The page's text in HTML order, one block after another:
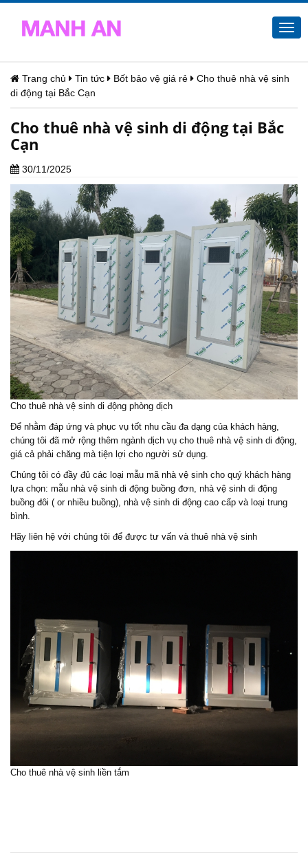
Trang chủ Tin tức Bốt bảo vệ giá rẻ
Cho thuê nhà vệ sinh
di động tại Bắc Cạn
Cho thuê nhà vệ sinh di động tại Bắc
Cạn
30/11/2025
Cho thuê nhà vệ sinh di động phòng dịch
Để nhằm đáp ứng và phục vụ tốt nhu cầu đa dạng của khách hàng,
chúng tôi đã mở rộng thêm ngành dịch vụ cho thuê nhà vệ sinh di động,
giá cả phải chăng mà tiện lợi cho người sử dụng.
Chúng tôi có đầy đủ các loại mẫu mã nhà vệ sinh cho quý khách hàng
lựa chọn: mẫu nhà vệ sinh di động buồng đơn, nhà vệ sinh di động
buồng đôi ( or nhiều buồng), nhà vệ sinh di động cao cấp và loại trung
bình.
Hãy liên hệ với chúng tôi để được tư vấn và thuê nhà vệ sinh
Cho thuê nhà vệ sinh liền tắm